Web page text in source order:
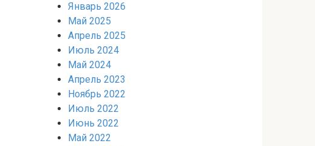
Январь 2026
Май 2025
Апрель 2025
Июль 2024
Май 2024
Апрель 2023
Ноябрь 2022
Июль 2022
Июнь 2022
Май 2022